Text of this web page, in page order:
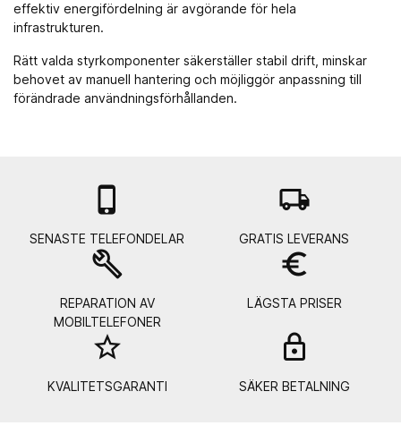
effektiv energifördelning är avgörande för hela
infrastrukturen.
Rätt valda styrkomponenter säkerställer stabil drift, minskar
behovet av manuell hantering och möjliggör anpassning till
förändrade användningsförhållanden.

SENASTE TELEFONDELAR
local_shipping
GRATIS LEVERANS
build
REPARATION AV
MOBILTELEFONER
euro_symbol
LÄGSTA PRISER
star_border
KVALITETSGARANTI SÄKER BETALNING